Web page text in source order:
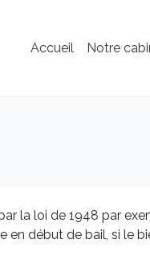
Accueil Notre
la loi de 1948 par
en début de bail, si le